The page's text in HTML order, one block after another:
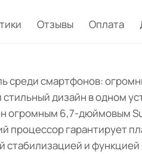
Отзывы Оплата
среди смартфонов:
дизайн в одном
огромным 6,7-дюймовым
гарантирует
стабилизацией и